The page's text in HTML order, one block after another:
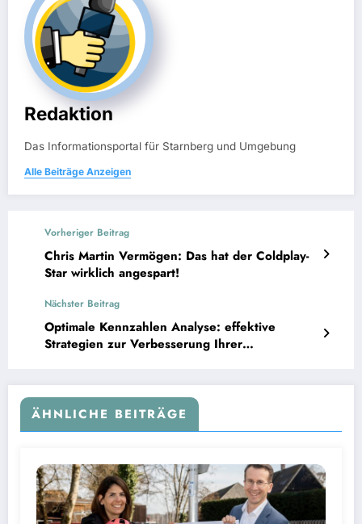
Redaktion
Das Informationsportal für Starnberg und Umgebung
Alle Beiträge Anzeigen
Vorheriger Beitrag
Chris Martin Vermögen: Das hat der Coldplay-
Star wirklich angespart!
Nächster Beitrag
Optimale Kennzahlen Analyse: effektive
Strategien zur Verbesserung Ihrer
ÄHNLICHE BEITRÄGE